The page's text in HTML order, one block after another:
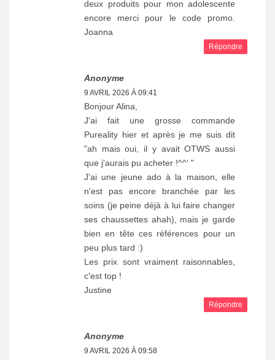
deux produits pour mon adolescente
encore merci pour le code promo.
Joanna
Répondre
Anonyme
9 AVRIL 2026 À 09:41
Bonjour Alina,
J'ai fait une grosse commande
Pureality hier et après je me suis dit
"ah mais oui, il y avait OTWS aussi
que j'aurais pu acheter !^^' "
J'ai une jeune ado à la maison, elle
n'est pas encore branchée par les
soins (je peine déjà à lui faire changer
ses chaussettes ahah), mais je garde
bien en tête ces références pour un
peu plus tard :)
Les prix sont vraiment raisonnables,
c'est top !
Justine
Répondre
Anonyme
9 AVRIL 2026 À 09:58